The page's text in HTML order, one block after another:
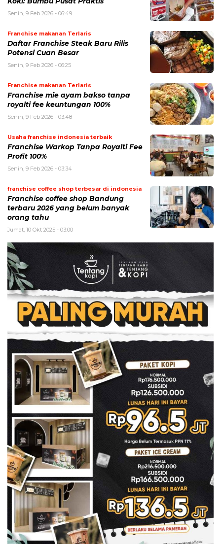
Senin, 9 Feb 2026 - 06:49
Franchise makanan Terlaris
Daftar Franchise Steak Baru Rilis
Potensi Cuan Besar
Senin, 9 Feb 2026 - 06:25
Franchise makanan Terlaris
Franchise mie ayam bakso tanpa
royalti fee keuntungan 100%
Senin, 9 Feb 2026 - 03:48
Usaha franchise indonesia terbaik
Franchise Warkop Tanpa Royalti Fee
Profit 100%
Senin, 9 Feb 2026 - 03:34
franchise coffee shop terbesar di indonesia
Franchise coffee shop Bandung
terbaru 2026 yang belum banyak
orang tahu
Jumat, 10 Okt 2025 - 03:00